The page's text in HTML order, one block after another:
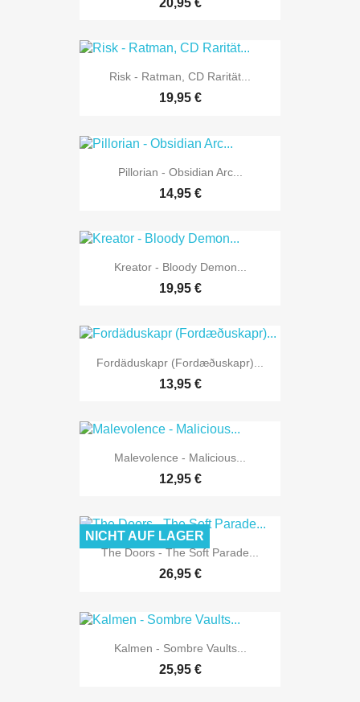
20,95 €
Risk - Ratman, CD Rarität...
19,95 €
Pillorian - Obsidian Arc...
14,95 €
Kreator - Bloody Demon...
19,95 €
Fordäduskapr (Fordæðuskapr)...
13,95 €
Malevolence - Malicious...
12,95 €
The Doors - The Soft Parade...
26,95 €
NICHT AUF LAGER
Kalmen - Sombre Vaults...
25,95 €